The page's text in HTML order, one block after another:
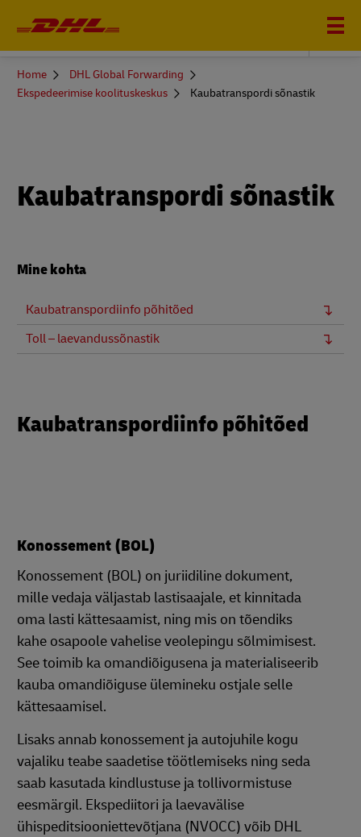
DHL Global Forwarding
You
here
Home
DHL Global Forwarding
Ekspedeerimise koolituskeskus
Kaubatranspordi sõnastik
Kaubatranspordi sõnastik
Mine kohta
Kaubatranspordiinfo põhitõed
Toll – laevandussõnastik
Kaubatranspordiinfo põhitõed
Konossement (BOL)
Konossement (BOL) on juriidiline dokument,
mille vedaja väljastab lastisaajale, et kinnitada
oma lasti kättesaamist, ning mis on tõendiks
kahe osapoole vahelise veolepingu sõlmimisest.
See toimib ka omandiõigusena ja materialiseerib
kauba omandiõiguse ülemineku ostjale selle
kättesaamisel.
Lisaks annab konossement ja autojuhile kogu
vajaliku teabe saadetise töötlemiseks ning seda
saab kasutada kindlustuse ja tollivormistuse
eesmärgil. Ekspediitori ja laevavälise
ühispeditsiooniettevõtjana (NVOCC) võib DHL